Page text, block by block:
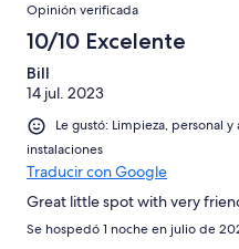
Opinión verificada
10/10 Excelente
Bill
14 jul. 2023
Le gustó: Limpieza, personal
instalaciones
Traducir con Google
Great little spot with very
Se hospedó 1 noche en julio de